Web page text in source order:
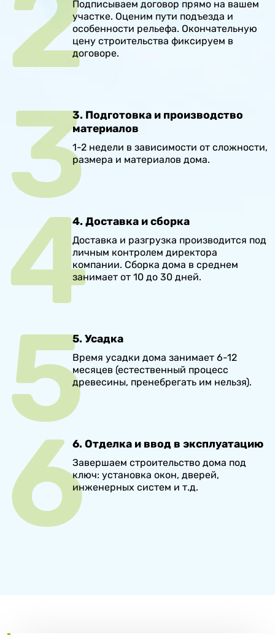
Подписываем договор прямо на вашем
участке. Оценим пути подъезда и
особенности рельефа. Окончательную
цену строительства фиксируем в
договоре.
3. Подготовка и производство
материалов
1-2 недели в зависимости от сложности,
размера и материалов дома.
4. Доставка и сборка
Доставка и разгрузка производится под
личным контролем директора
компании. Сборка дома в среднем
занимает от 10 до 30 дней.
5. Усадка
Время усадки дома занимает 6-12
месяцев (естественный процесс
древесины, пренебрегать им нельзя).
6. Отделка и ввод в эксплуатацию
Завершаем строительство дома под
ключ: установка окон, дверей,
инженерных систем и т.д.